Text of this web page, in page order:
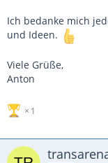
Ich bedanke mich
und Ideen.
Viele Grüße,
Anton
1